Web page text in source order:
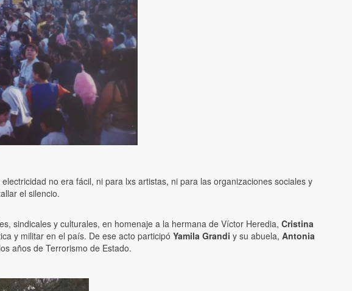
no era fácil, ni para lxs artistas, ni para las organizaciones sociales y
el silencio.
sindicales y culturales, en homenaje a la hermana de Víctor Heredia, Cristina
y militar en el país. De ese acto participó Yamila Grandi y su abuela, Antonia
años de Terrorismo de Estado.